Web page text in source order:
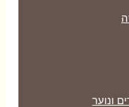
ונוער